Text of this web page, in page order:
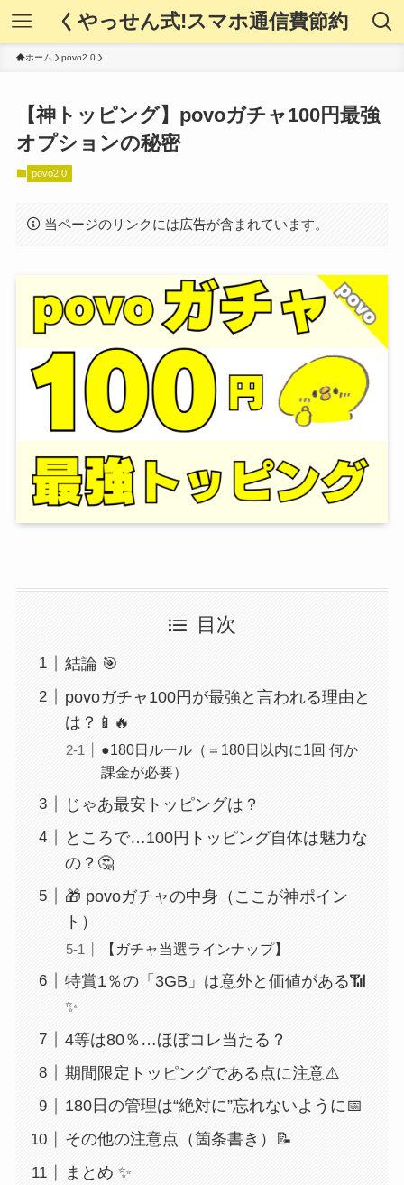
くやっせん式!スマホ通信費節約
ホーム povo2.0
【神トッピング】povoガチャ100円最強
オプションの秘密
povo2.0
当ページのリンクには広告が含まれています。
目次
結論 🎯
povoガチャ100円が最強と言われる理由と
は？📱🔥
●180日ルール（＝180日以内に1回 何か
課金が必要）
じゃあ最安トッピングは？
ところで…100円トッピング自体は魅力な
の？🤔
🎁 povoガチャの中身（ここが神ポイン
ト）
【ガチャ当選ラインナップ】
特賞1％の「3GB」は意外と価値がある📶
✨
4等は80％…ほぼコレ当たる？
期間限定トッピングである点に注意⚠️
180日の管理は“絶対に”忘れないように📅
その他の注意点（箇条書き）📝
まとめ ✨